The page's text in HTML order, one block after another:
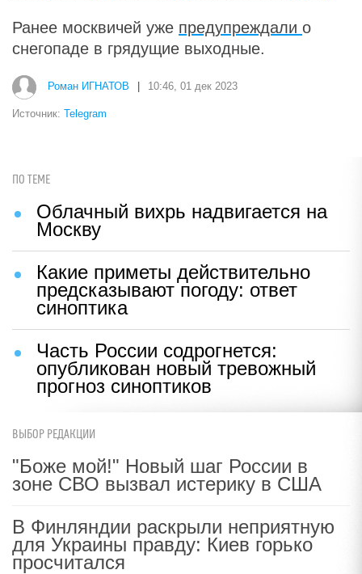
Ранее москвичей уже предупреждали о
снегопаде в грядущие выходные.
Роман ИГНАТОВ 10:46, 01 дек 2023
Источник: Telegram
ПО ТЕМЕ
Облачный вихрь надвигается на
Москву
Какие приметы действительно
предсказывают погоду: ответ
синоптика
Часть России содрогнется:
опубликован новый тревожный
прогноз синоптиков
ВЫБОР РЕДАКЦИИ
"Боже мой!" Новый шаг России в
зоне СВО вызвал истерику в США
В Финляндии раскрыли неприятную
для Украины правду: Киев горько
просчитался